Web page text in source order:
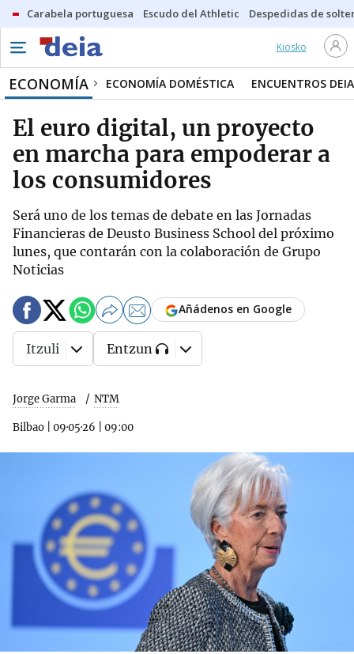
Carabela portuguesa Escudo del Athletic Despedidas de
Kiosko
ECONOMÍA ECONOMÍA DOMÉSTICA ENCUENTROS DEIA
El euro digital, un proyecto
en marcha para empoderar a
los consumidores
Será uno de los temas de debate en las Jornadas
Financieras de Deusto Business School del próximo
lunes, que contarán con la colaboración de Grupo
Noticias
Jorge Garma NTM
Bilbao 09·05·26 09:00
Añádenos en Google
Itzuli Entzun